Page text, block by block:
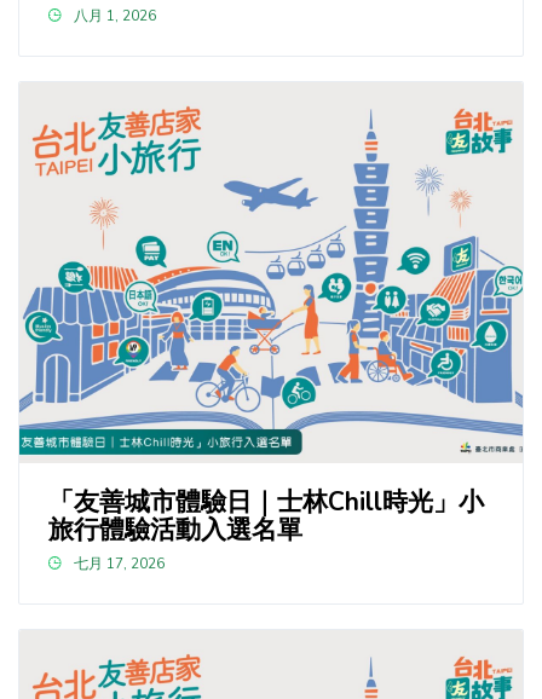
八月 1, 2026
「友善城市體驗日｜士林Chill時光」小
旅行體驗活動入選名單
七月 17, 2026